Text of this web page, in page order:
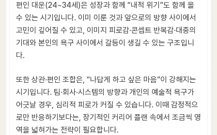
편인 대운(24~34세)은 성장과 함께 “내적 위기”도 함께 올
수 있는 시기입니다. 이미 이룬 것과 앞으로의 방향 사이에서
고민이 깊어질 수 있고, 이미지 피로감·콘셉트 반복감·대중의
기대와 본인의 욕구 사이에서 갈등이 생길 수 있는 구조입니
다.
또한 상관·편인 조합은, “나답게 하고 싶은 마음”이 강해지는
시기입니다. 팀·회사·시스템의 방향과 개인의 예술적 욕구가
어긋날 경우, 심리적 피로가 커질 수 있습니다. 이때 감정적으
로만 반응하기보다는, 장기적인 커리어 플랜 속에서 조금씩 영
역을 넓혀가는 전략이 필요합니다.